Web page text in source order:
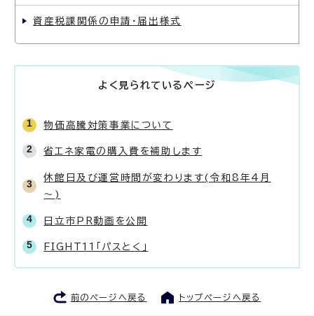
資産税課関係の申請・届出様式
よく見られているページ
物価高騰対策事業について
省エネ家電の購入費を補助します
休館日及び運営時間が変わります(令和8年4月
～)
日立市PR動画を公開
FIGHT11「パスとく」
前のページへ戻る トップページへ戻る